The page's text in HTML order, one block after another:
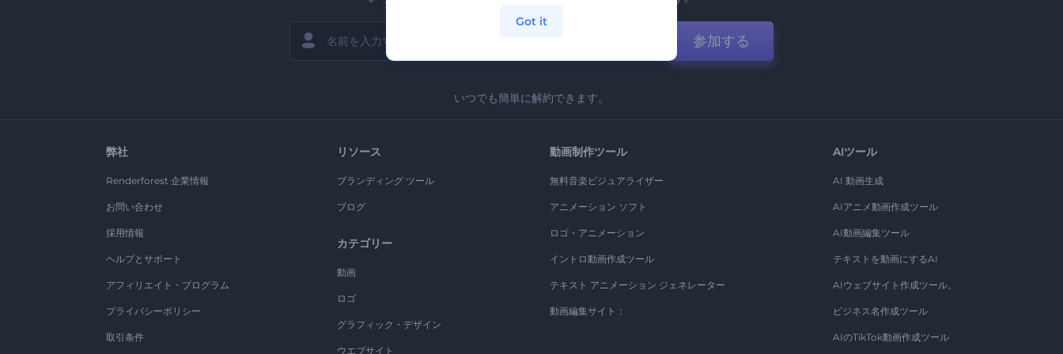
参加する
いつでも簡単に解約できます。
弊社
Renderforest 企業情報
お問い合わせ
採用情報
ヘルプとサポート
アフィリエイト・プログラム
プライバシーポリシー
取引条件
リソース
ブランディング ツール
ブログ
カテゴリー
動画
ロゴ
グラフィック・デザイン
ウエブサイト
動画制作ツール
無料音楽ビジュアライザー
アニメーション ソフト
ロゴ・アニメーション
イントロ動画作成ツール
テキスト アニメーション ジェネレーター
動画編集サイト：
AIツール
AI 動画生成
AIアニメ動画作成ツール
AI動画編集ツール
テキストを動画にするAI
AIウェブサイト作成ツール。
ビジネス名作成ツール
AIのTikTok動画作成ツール
Got it